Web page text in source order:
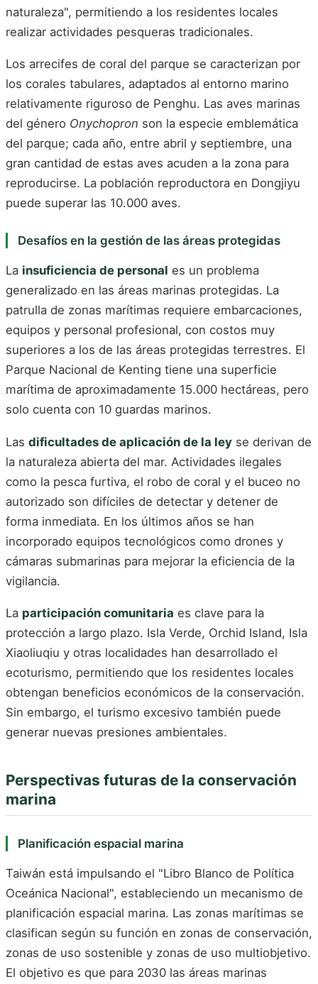
naturaleza", permitiendo a los residentes locales
realizar actividades pesqueras tradicionales.
Los arrecifes de coral del parque se caracterizan por
los corales tabulares, adaptados al entorno marino
relativamente riguroso de Penghu. Las aves marinas
del género Onychopron son la especie emblemática
del parque; cada año, entre abril y septiembre, una
gran cantidad de estas aves acuden a la zona para
reproducirse. La población reproductora en Dongjiyu
puede superar las 10.000 aves.
Desafíos en la gestión de las áreas protegidas
La insuficiencia de personal es un problema
generalizado en las áreas marinas protegidas. La
patrulla de zonas marítimas requiere embarcaciones,
equipos y personal profesional, con costos muy
superiores a los de las áreas protegidas terrestres. El
Parque Nacional de Kenting tiene una superficie
marítima de aproximadamente 15.000 hectáreas, pero
solo cuenta con 10 guardas marinos.
Las dificultades de aplicación de la ley se derivan de
la naturaleza abierta del mar. Actividades ilegales
como la pesca furtiva, el robo de coral y el buceo no
autorizado son difíciles de detectar y detener de
forma inmediata. En los últimos años se han
incorporado equipos tecnológicos como drones y
cámaras submarinas para mejorar la eficiencia de la
vigilancia.
La participación comunitaria es clave para la
protección a largo plazo. Isla Verde, Orchid Island, Isla
Xiaoliuqiu y otras localidades han desarrollado el
ecoturismo, permitiendo que los residentes locales
obtengan beneficios económicos de la conservación.
Sin embargo, el turismo excesivo también puede
generar nuevas presiones ambientales.
Perspectivas futuras de la conservación
marina
Planificación espacial marina
Taiwán está impulsando el "Libro Blanco de Política
Oceánica Nacional", estableciendo un mecanismo de
planificación espacial marina. Las zonas marítimas se
clasifican según su función en zonas de conservación,
zonas de uso sostenible y zonas de uso multiobjetivo.
El objetivo es que para 2030 las áreas marinas